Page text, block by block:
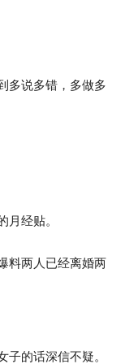
多说多错，多做多
月经贴。
料两人已经离婚两
的话深信不疑。